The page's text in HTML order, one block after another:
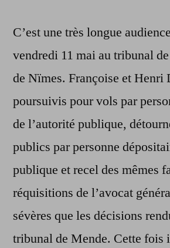
justice.
C’est une très longue
vendredi 11 mai au tribunal
de Nïmes. Françoise et Henri
poursuivis pour vols par
de l’autorité publique,
publics par personne
publique et recel des mêmes
réquisitions de l’avocat
sévères que les décisions
tribunal de Mende. Cette fois